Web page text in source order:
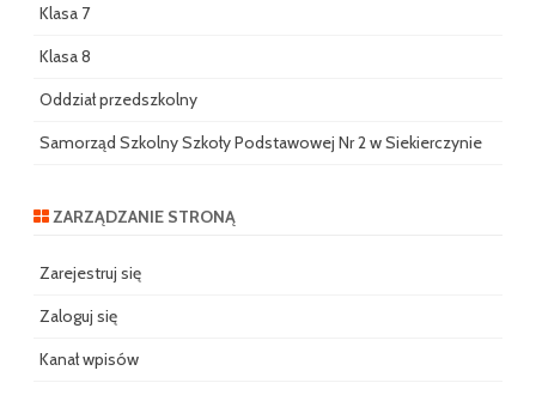
Klasa 7
Klasa 8
Oddział przedszkolny
Samorząd Szkolny Szkoły Podstawowej Nr 2 w Siekierczynie
ZARZĄDZANIE STRONĄ
Zarejestruj się
Zaloguj się
Kanał wpisów